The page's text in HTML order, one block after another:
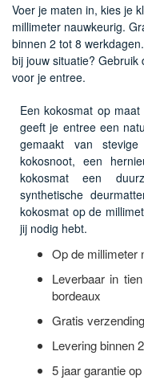
Voer je maten in, kies je
millimeter nauwkeurig.
binnen 2 tot 8
bij jouw situatie? Gebruik
voor je entree.
Een kokosmat op
geeft je entree een
gemaakt van
kokosnoot, een
kokosmat een
synthetische
kokosmat op de
jij nodig hebt.
Op de millimeter
Leverbaar in
bordeaux
Gratis
Levering binnen
5 jaar garantie